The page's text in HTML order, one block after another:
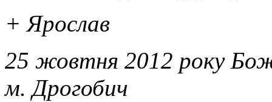
+ Ярослав
25 жовтня 2012 року
м. Дрогобич